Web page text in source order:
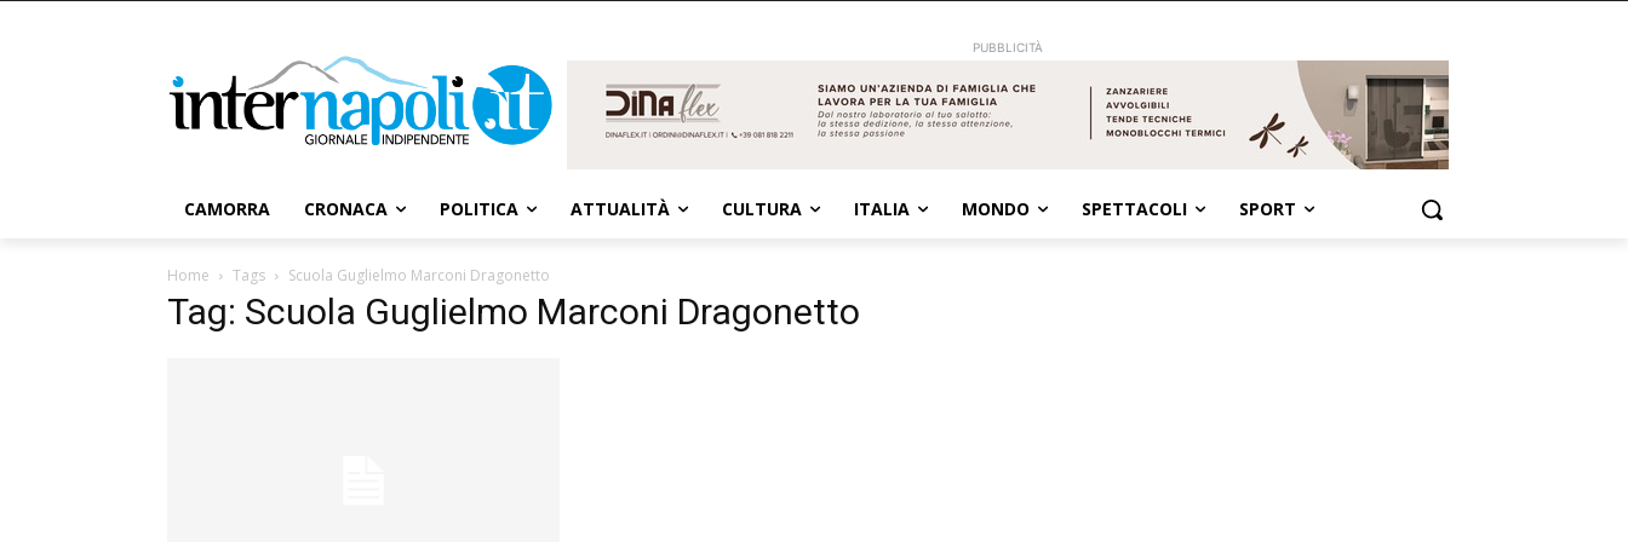
PUBBLICITÀ
CAMORRA CRONACA POLITICA ATTUALITÀ CULTURA ITALIA MONDO SPETTACOLI SPORT
Home Tags Scuola Guglielmo Marconi Dragonetto
Tag: Scuola Guglielmo Marconi Dragonetto